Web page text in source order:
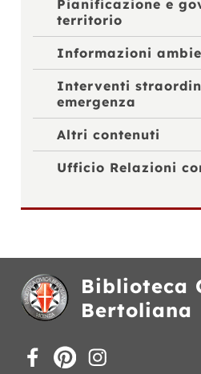
Pianificazione e
territorio
Informazioni
Interventi
emergenza
Altri contenuti
Ufficio Relazioni
Biblioteca
Bertoliana